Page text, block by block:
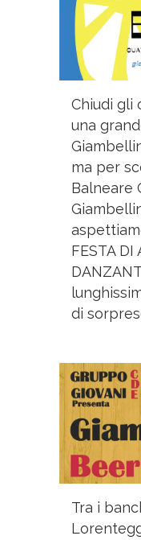
Chiudi gli
una
ma per
Balneare
FESTA DI
di
Tra i